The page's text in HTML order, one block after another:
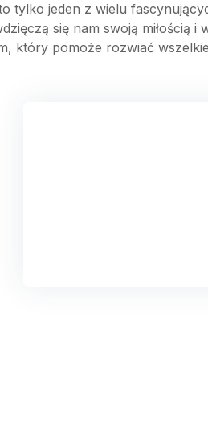
tylko jeden z wielu
się nam swoją miłością
który pomoże rozwiać